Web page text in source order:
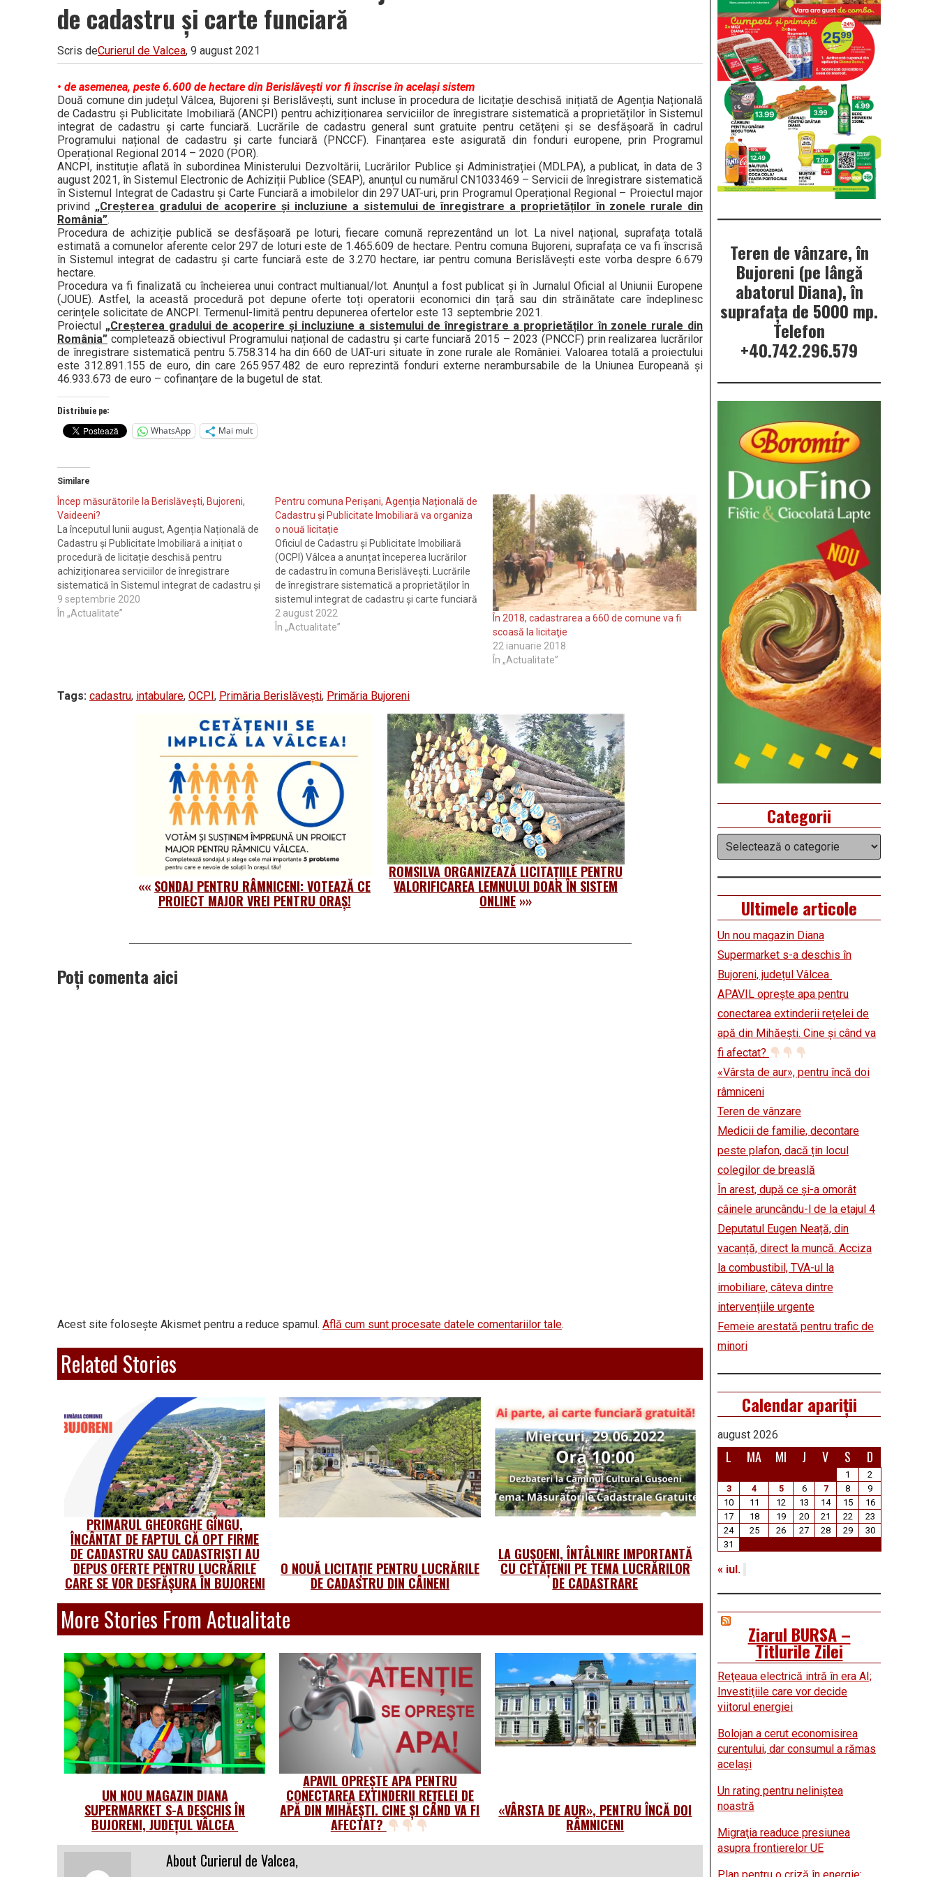
de cadastru și carte funciară
Scris deCurierul de Valcea, 9 august 2021
• de asemenea, peste 6.600 de hectare din Berislăvești vor fi înscrise în același sistem
Două comune din județul Vâlcea, Bujoreni și Berislăvești, sunt incluse în procedura de licitație deschisă inițiată de Agenția Națională
de Cadastru și Publicitate Imobiliară (ANCPI) pentru achiziționarea serviciilor de înregistrare sistematică a proprietăților în Sistemul
integrat de cadastru și carte funciară. Lucrările de cadastru general sunt gratuite pentru cetățeni și se desfășoară în cadrul
Programului național de cadastru și carte funciară (PNCCF). Finanțarea este asigurată din fonduri europene, prin Programul
Operațional Regional 2014 – 2020 (POR).
ANCPI, instituție aflată în subordinea Ministerului Dezvoltării, Lucrărilor Publice și Administrației (MDLPA), a publicat, în data de 3
august 2021, în Sistemul Electronic de Achiziții Publice (SEAP), anunțul cu numărul CN1033469 – Servicii de înregistrare sistematică
în Sistemul Integrat de Cadastru și Carte Funciară a imobilelor din 297 UAT-uri, prin Programul Operațional Regional – Proiectul major
privind „Creșterea gradului de acoperire și incluziune a sistemului de înregistrare a proprietăților în zonele rurale din
România”.
Procedura de achiziție publică se desfășoară pe loturi, fiecare comună reprezentând un lot. La nivel național, suprafața totală
estimată a comunelor aferente celor 297 de loturi este de 1.465.609 de hectare. Pentru comuna Bujoreni, suprafața ce va fi înscrisă
în Sistemul integrat de cadastru și carte funciară este de 3.270 hectare, iar pentru comuna Berislăvești este vorba despre 6.679
hectare.
Procedura va fi finalizată cu încheierea unui contract multianual/lot. Anunțul a fost publicat și în Jurnalul Oficial al Uniunii Europene
(JOUE). Astfel, la această procedură pot depune oferte toți operatorii economici din țară sau din străinătate care îndeplinesc
cerințele solicitate de ANCPI. Termenul-limită pentru depunerea ofertelor este 13 septembrie 2021.
Proiectul „Creșterea gradului de acoperire și incluziune a sistemului de înregistrare a proprietăților în zonele rurale din
România” completează obiectivul Programului național de cadastru și carte funciară 2015 – 2023 (PNCCF) prin realizarea lucrărilor
de înregistrare sistematică pentru 5.758.314 ha din 660 de UAT-uri situate în zone rurale ale României. Valoarea totală a proiectului
este 312.891.155 de euro, din care 265.957.482 de euro reprezintă fonduri externe nerambursabile de la Uniunea Europeană și
46.933.673 de euro – cofinanțare de la bugetul de stat.
Distribuie pe:
WhatsApp
Mai mult
Similare
Încep măsurătorile la Berislăvești, Bujoreni,
Vaideeni?
La începutul lunii august, Agenția Națională de
Cadastru și Publicitate Imobiliară a inițiat o
procedură de licitație deschisă pentru
achiziționarea serviciilor de înregistrare
sistematică în Sistemul integrat de cadastru și
carte funciară a imobilelor din 261 de unități
administrativ-teritoriale (UAT), din 35 de
9 septembrie 2020
În „Actualitate”
Pentru comuna Perișani, Agenția Națională de
Cadastru și Publicitate Imobiliară va organiza
o nouă licitație
Oficiul de Cadastru și Publicitate Imobiliară
(OCPI) Vâlcea a anunțat începerea lucrărilor
de cadastru în comuna Berislăvești. Lucrările
de înregistrare sistematică a proprietăților în
sistemul integrat de cadastru și carte funciară
se desfășoară în cadrul Programului național
de cadastru și carte funciară (PNCCF) și sunt
2 august 2022
În „Actualitate”
În 2018, cadastrarea a 660 de comune va fi
scoasă la licitaţie
22 ianuarie 2018
În „Actualitate”
Tags: cadastru, intabulare, OCPI, Primăria Berislăvești, Primăria Bujoreni
«« SONDAJ PENTRU RÂMNICENI: VOTEAZĂ CE
PROIECT MAJOR VREI PENTRU ORAȘ!
ROMSILVA ORGANIZEAZĂ LICITAȚIILE PENTRU
VALORIFICAREA LEMNULUI DOAR ÎN SISTEM
ONLINE »»
Poți comenta aici
Acest site folosește Akismet pentru a reduce spamul. Află cum sunt procesate datele comentariilor tale.
Related Stories
PRIMARUL GHEORGHE GÎNGU,
ÎNCÂNTAT DE FAPTUL CĂ OPT FIRME
DE CADASTRU SAU CADASTRIŞTI AU
DEPUS OFERTE PENTRU LUCRĂRILE
CARE SE VOR DESFĂȘURA ÎN BUJORENI
O NOUĂ LICITAȚIE PENTRU LUCRĂRILE
DE CADASTRU DIN CÂINENI
LA GUȘOENI, ÎNTÂLNIRE IMPORTANTĂ
CU CETĂȚENII PE TEMA LUCRĂRILOR
DE CADASTRARE
More Stories From Actualitate
UN NOU MAGAZIN DIANA
SUPERMARKET S-A DESCHIS ÎN
BUJORENI, JUDEȚUL VÂLCEA
APAVIL OPREȘTE APA PENTRU
CONECTAREA EXTINDERII REȚELEI DE
APĂ DIN MIHĂEȘTI. CINE ȘI CÂND VA FI
AFECTAT?
«VÂRSTA DE AUR», PENTRU ÎNCĂ DOI
RÂMNICENI
About Curierul de Valcea,
Teren de vânzare, în
Bujoreni (pe lângă
abatorul Diana), în
suprafața de 5000 mp.
Telefon
+40.742.296.579
Categorii
Categorii
Ultimele articole
Un nou magazin Diana
Supermarket s-a deschis în
Bujoreni, județul Vâlcea
APAVIL oprește apa pentru
conectarea extinderii rețelei de
apă din Mihăești. Cine și când va
fi afectat?
«Vârsta de aur», pentru încă doi
râmniceni
Teren de vânzare
Medicii de familie, decontare
peste plafon, dacă țin locul
colegilor de breaslă
În arest, după ce și-a omorât
câinele aruncându-l de la etajul 4
Deputatul Eugen Neață, din
vacanță, direct la muncă. Acciza
la combustibil, TVA-ul la
imobiliare, câteva dintre
intervențiile urgente
Femeie arestată pentru trafic de
minori
Calendar apariții
august 2026
L MA MI J V S D
1
2
3
4 5 6 7 8
9
10
11 12 13 14 15
16
17
18 19 20 21 22
23
24
25 26 27 28 29
30
31
« iul.
Ziarul BURSA –
Titlurile Zilei
Reţeaua electrică intră în era AI;
Investiţiile care vor decide
viitorul energiei
Bolojan a cerut economisirea
curentului, dar consumul a rămas
acelaşi
Un rating pentru neliniştea
noastră
Migraţia readuce presiunea
asupra frontierelor UE